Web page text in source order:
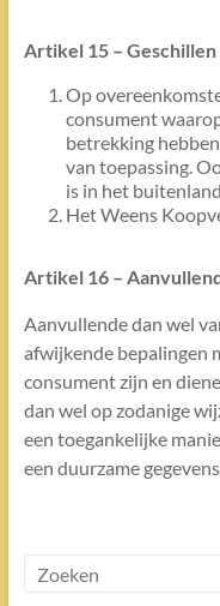
Artikel 15 – Geschillen
Op
consument
betrekking
van toepassing.
is in het
Het Weens
Artikel 16 –
Aanvullende dan wel
afwijkende bepalingen
consument zijn en
dan wel op zodanige
een toegankelijke
een duurzame